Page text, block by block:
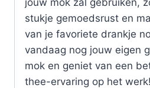
stukje gemoedsrust en
van je favoriete drankje
vandaag nog jouw eigen
mok en geniet van een
thee-ervaring op het werk!